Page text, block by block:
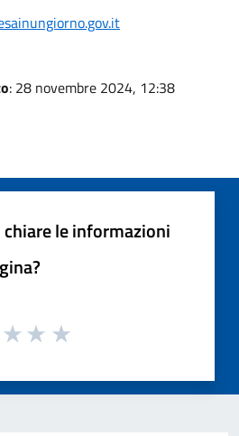
: 28 novembre 2024, 12:38
le informazioni